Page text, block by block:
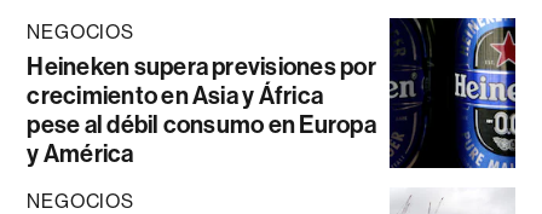
NEGOCIOS
Heineken supera previsiones por
crecimiento en Asia y África
pese al débil consumo en Europa
y América
NEGOCIOS